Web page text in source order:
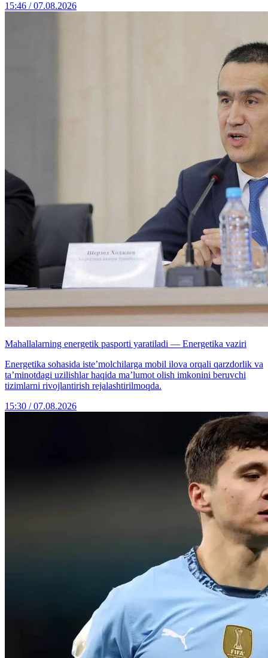
15:46 / 07.08.2026
Mahallalarning energetik pasporti yaratiladi — Energetika vaziri
Energetika sohasida iste’molchilarga mobil ilova orqali qarzdorlik va
ta’minotdagi uzilishlar haqida ma’lumot olish imkonini beruvchi
tizimlarni rivojlantirish rejalashtirilmoqda.
15:30 / 07.08.2026